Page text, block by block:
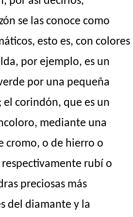
se las conoce como
esto es, con colores
por ejemplo, es un
por una pequeña
corindón, que es un
mediante una
cromo, o de hierro o
rubí o
preciosas más
del diamante y la